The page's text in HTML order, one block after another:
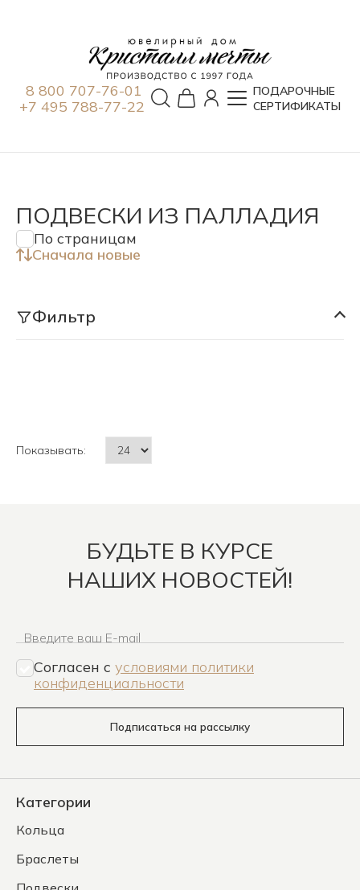
8 800 707-76-01
+7 495 788-77-22
ПОДАРОЧНЫЕ
СЕРТИФИКАТЫ
ПОДВЕСКИ ИЗ ПАЛЛАДИЯ
По страницам
Сначала новые
Фильтр
Показывать:
БУДЬТЕ В КУРСЕ
НАШИХ НОВОСТЕЙ!
Введите ваш E-mail
Согласен c условиями политики
конфиденциальности
Подписаться на рассылку
Категории
Кольца
Браслеты